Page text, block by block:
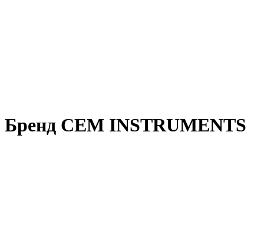
Бренд CEM INSTRUMENTS